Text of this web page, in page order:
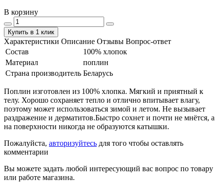
В корзину
Купить в 1 клик
Характеристики Описание Отзывы Вопрос-ответ
Состав
100% хлопок
Материал
поплин
Страна производитель Беларусь
Поплин изготовлен из 100% хлопка. Мягкий и приятный к
телу. Хорошо сохраняет тепло и отлично впитывает влагу,
поэтому может использоваться зимой и летом. Не вызывает
раздражение и дерматитов.Быстро сохнет и почти не мнётся, а
на поверхности никогда не образуются катышки.
Пожалуйста, авторизуйтесь для того чтобы оставлять
комментарии
Вы можете задать любой интересующий вас вопрос по товару
или работе магазина.